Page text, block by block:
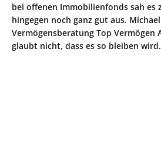
bei offenen Immobilienfonds sah es
hingegen noch ganz gut aus.
Vermögensberatung Top Vermögen
glaubt nicht, dass es so bleiben wird.